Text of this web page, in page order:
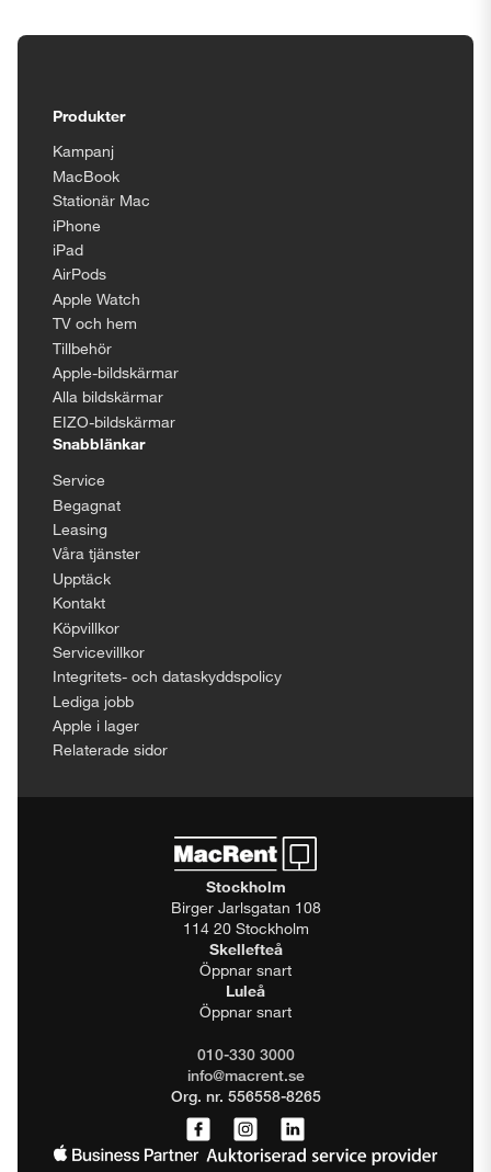
Produkter
Kampanj
MacBook
Stationär Mac
iPhone
iPad
AirPods
Apple Watch
TV och hem
Tillbehör
Apple-bildskärmar
Alla bildskärmar
EIZO-bildskärmar
Snabblänkar
Service
Begagnat
Leasing
Våra tjänster
Upptäck
Kontakt
Köpvillkor
Servicevillkor
Integritets- och dataskyddspolicy
Lediga jobb
Apple i lager
Relaterade sidor
Stockholm
Birger Jarlsgatan 108
114 20 Stockholm
Skellefteå
Öppnar snart
Luleå
Öppnar snart
010-330 3000
info@macrent.se
Org. nr. 556558-8265